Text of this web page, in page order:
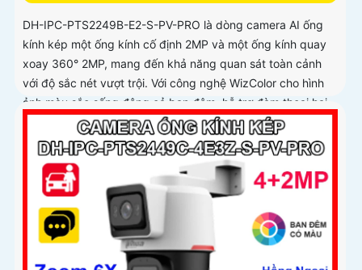
DH-IPC-PTS2249B-E2-S-PV-PRO là dòng camera AI ống
kính kép một ống kính cố định 2MP và một ống kính quay
xoay 360° 2MP, mang đến khả năng quan sát toàn cảnh
với độ sắc nét vượt trội. Với công nghệ WizColor cho hình
ảnh màu sắc sống động cả ban đêm, hỗ trợ đàm thoại hai
chiều, phát hiện chính xác người và phương tiện, cùng khả
năng lưu trữ qua khe cắm thẻ nhớ 256GB chuẩn IP66